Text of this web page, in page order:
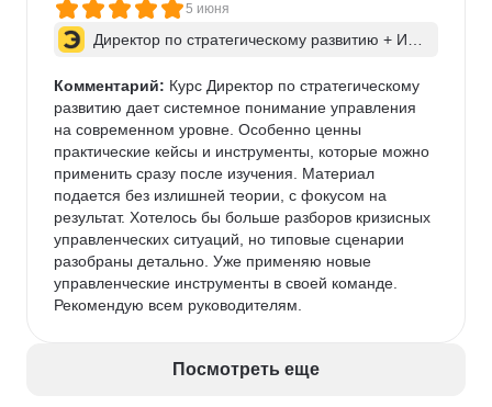
5 июня
Директор по стратегическому развитию + ИИ
Комментарий: Курс Директор по стратегическому
развитию дает системное понимание управления
на современном уровне. Особенно ценны
практические кейсы и инструменты, которые можно
применить сразу после изучения. Материал
подается без излишней теории, с фокусом на
результат. Хотелось бы больше разборов кризисных
управленческих ситуаций, но типовые сценарии
разобраны детально. Уже применяю новые
управленческие инструменты в своей команде.
Рекомендую всем руководителям.
Посмотреть еще